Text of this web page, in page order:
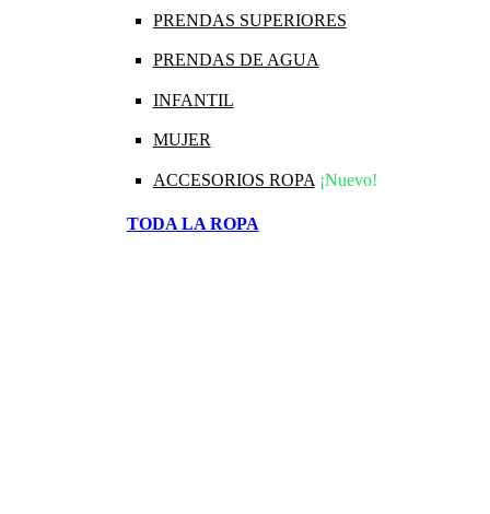
PRENDAS SUPERIORES
PRENDAS DE AGUA
INFANTIL
MUJER
ACCESORIOS ROPA ¡Nuevo!
TODA LA ROPA